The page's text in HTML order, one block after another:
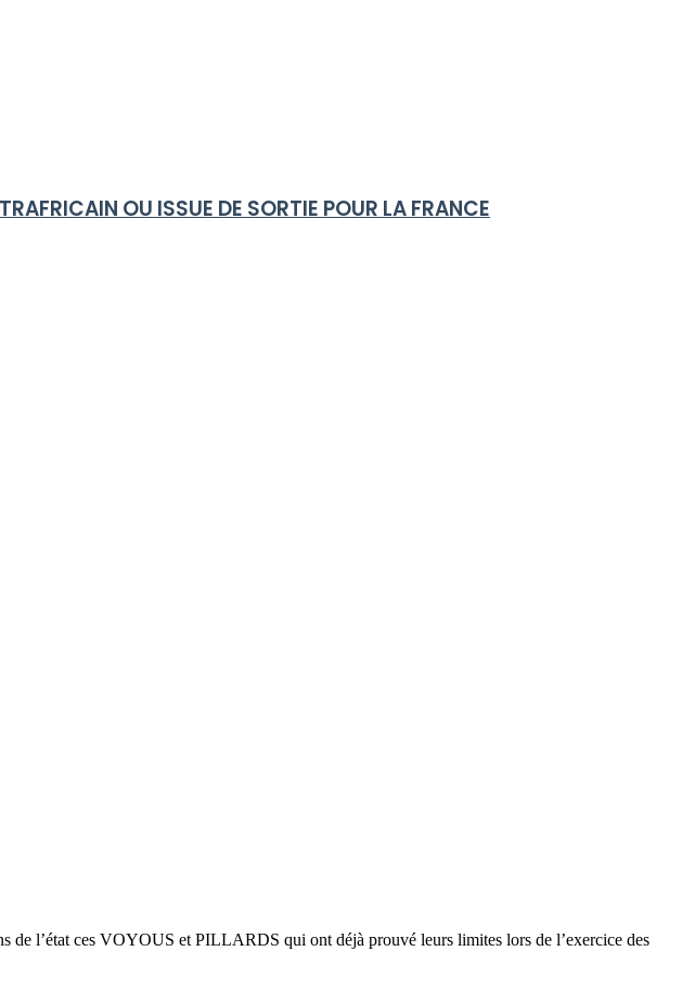
OU ISSUE DE SORTIE POUR LA FRANCE
de l’état ces VOYOUS et PILLARDS qui ont déjà prouvé leurs limites lors de l’exercice des